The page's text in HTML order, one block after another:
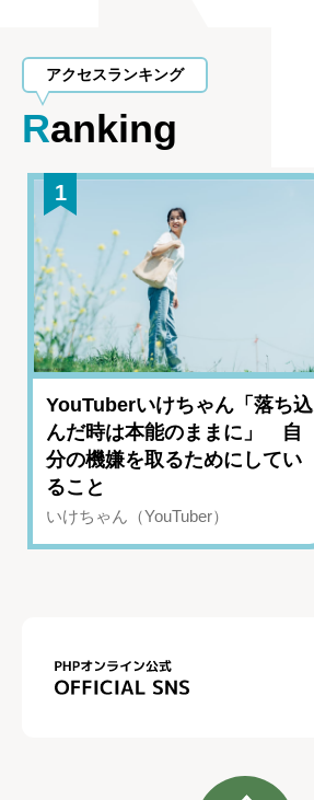
アクセスランキング
Ranking
1
YouTuberいけちゃん「落ち込
んだ時は本能のままに」 自
分の機嫌を取るためにしてい
ること
いけちゃん（YouTuber）